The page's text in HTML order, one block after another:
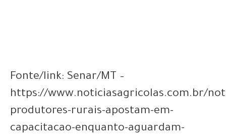
Fonte/link: Senar/MT –
https://www.noticiasagricolas.com.br/
produtores-rurais-apostam-em-
capacitacao-enquanto-aguardam-